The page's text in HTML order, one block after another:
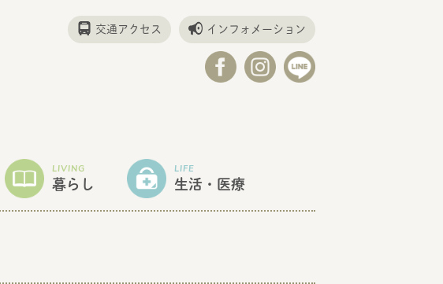
交通アクセス インフォメーション
LIVING
暮らし
LIFE
生活・医療